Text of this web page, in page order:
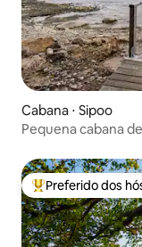
Cabana ⋅ Sipoo
Pequena cabana
Entre os melhores
Preferido dos